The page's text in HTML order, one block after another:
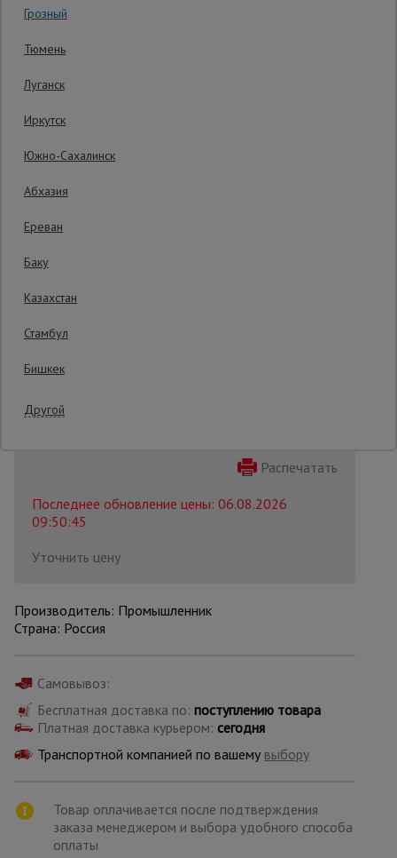
Вибротехника
для работы с
для бетонных
работ
склада
Распечатать
Последнее обновление цены: 06.08.2026
09:50:45
Уточнить цену
Производитель: Промышленник
Страна: Россия
Самовывоз:
Бесплатная доставка по: поступлению товара
Платная доставка курьером: сегодня
Транспортной компанией по вашему выбору
Товар оплачивается после подтверждения
заказа менеджером и выбора удобного способа
оплаты
Грозный
Тюмень
Луганск
Иркутск
Южно-Сахалинск
Абхазия
Ереван
Баку
Казахстан
Стамбул
Бишкек
Другой